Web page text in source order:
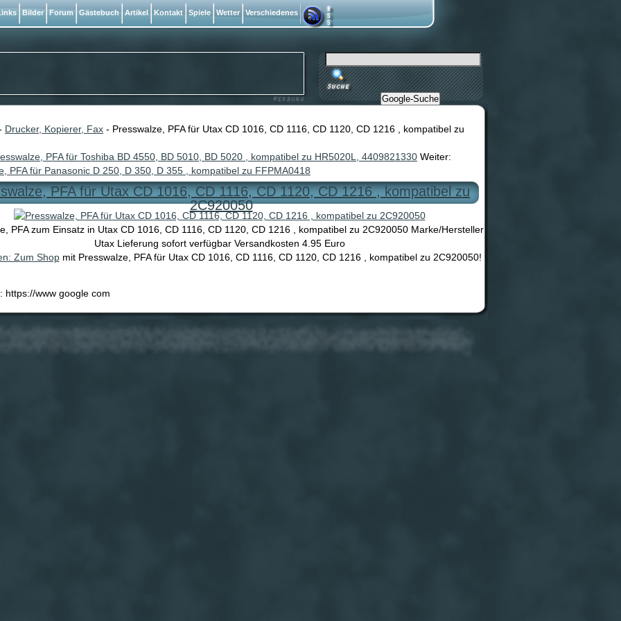
Drucker, Kopierer, Fax - Presswalze, PFA für Utax CD 1016, CD 1116, CD 1120, CD 1216 , kompatibel zu
PFA für Toshiba BD 4550, BD 5010, BD 5020 , kompatibel zu HR5020L, 4409821330 Weiter:
PFA für Panasonic D 250, D 350, D 355 , kompatibel zu FFPMA0418
PFA für Utax CD 1016, CD 1116, CD 1120, CD 1216 , kompatibel zu
2C920050
PFA zum Einsatz in Utax CD 1016, CD 1116, CD 1120, CD 1216 , kompatibel zu 2C920050 Marke/Hersteller
Utax Lieferung sofort verfügbar Versandkosten 4.95 Euro
Zum Shopmit Presswalze, PFA für Utax CD 1016, CD 1116, CD 1120, CD 1216 , kompatibel zu 2C920050!
https://www google com
Bilder Forum Gästebuch Artikel Kontakt Spiele Wetter Verschiedenes
Google-Suche